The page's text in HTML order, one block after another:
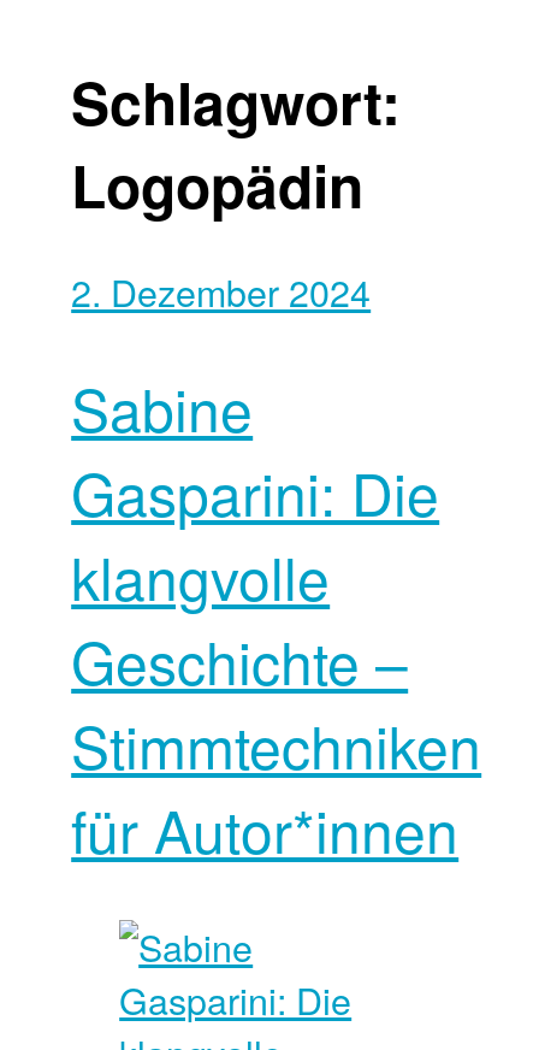
Schlagwort:
Logopädin
2. Dezember 2024
Sabine
Gasparini: Die
klangvolle
Geschichte –
Stimmtechniken
für Autor*innen